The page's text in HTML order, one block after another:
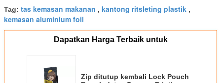
Tag: tas kemasan makanan , kantong ritsleting plastik ,
kemasan aluminium foil
Dapatkan Harga Terbaik untuk
Zip ditutup kembali Lock Pouch